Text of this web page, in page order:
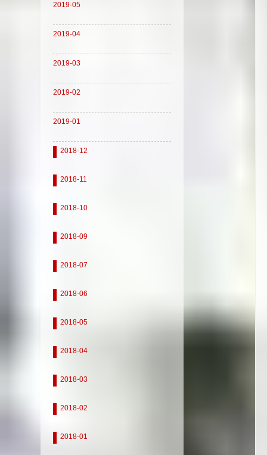
2019-05
2019-04
2019-03
2019-02
2019-01
2018-12
2018-11
2018-10
2018-09
2018-07
2018-06
2018-05
2018-04
2018-03
2018-02
2018-01